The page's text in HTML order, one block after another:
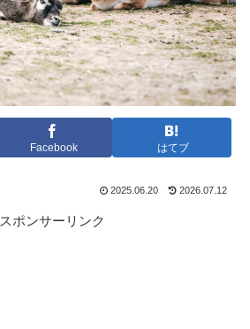
Facebook はてブ
2025.06.20 2026.07.12
スポンサーリンク